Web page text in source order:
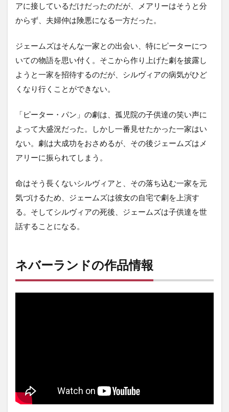
アに接しているだけだったのだが、メアリーはそうと分
からず、夫婦仲は険悪になる一方だった。
ジェームズはそんな一家との出会い、特にピーターにつ
いての物語を思い付く。そこから作り上げた劇を披露し
ようと一家を招待するのだが、シルヴィアの病気がひど
くなり行くことができない。
「ピーター・パン」の劇は、孤児院の子供達の笑い声に
よって大盛況だった。しかし一番見せたかった一家はい
ない。劇は大成功をおさめるが、その後ジェームズはメ
アリーに振られてしまう。
命はそう長くないシルヴィアと、その落ち込む一家を元
気づけるため、ジェームズは彼女の自宅で劇を上演す
る。そしてシルヴィアの死後、ジェームズは子供達を世
話することになる。
ネバーランドの作品情報